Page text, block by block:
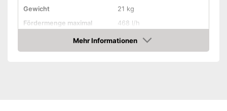
Gewicht
21 kg
Fördermenge maximal
468 l/h
195 bar
Leistung
'2.500 W
Mehr Informationen
Amazon